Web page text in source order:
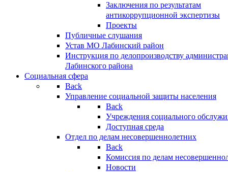
Заключения по результатам
антикоррупционной экспертизы
Проекты
Публичные слушания
Устав МО Лабинский район
Инструкция по делопроизводству
Лабинского района
Социальная сфера
Back
Управление социальной защиты населения
Back
Учреждения социального
Доступная среда
Отдел по делам несовершеннолетних
Back
Комиссия по делам
Новости